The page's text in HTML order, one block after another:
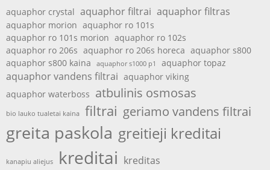
aquaphor crystal aquaphor filtrai aquaphor filtras
aquaphor morion aquaphor ro 101s
aquaphor ro 101s morion aquaphor ro 102s
aquaphor ro 206s aquaphor ro 206s horeca aquaphor s800
aquaphor s800 kaina
aquaphor s1000 p1 aquaphor topaz
aquaphor vandens filtrai aquaphor viking
aquaphor waterboss atbulinis osmosas
bio lauko tualetai kaina filtrai geriamo vandens filtrai
greita paskola greitieji kreditai
kanapiu aliejus kreditai kreditas